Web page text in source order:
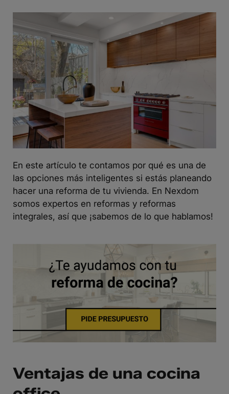
En este artículo te contamos por qué es una de
las opciones más inteligentes si estás planeando
hacer una reforma de tu vivienda. En Nexdom
somos expertos en reformas y reformas
integrales, así que ¡sabemos de lo que hablamos!
Ventajas de una cocina